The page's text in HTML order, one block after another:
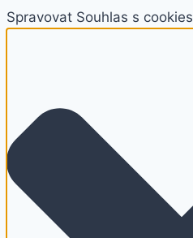
Spravovat Souhlas s cookies